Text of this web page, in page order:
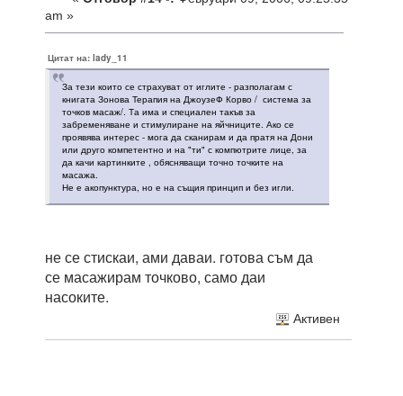
am »
Цитат на: lady_11
За тези които се страхуват от иглите - разполагам с
книгата Зонова Терапия на ДжоузеФ Корво / система за
точков масаж/. Та има и специален такъв за
забременяване и стимулиране на яйчниците. Ако се
проявява интерес - мога да сканирам и да пратя на Дони
или друго компетентно и на "ти" с компютрите лице, за
да качи картинките , обясняващи точно точките на
масажа.
Не е акопунктура, но е на същия принцип и без игли.
не се стискаи, ами даваи. готова съм да
се масажирам точково, само даи
насоките.
Активен